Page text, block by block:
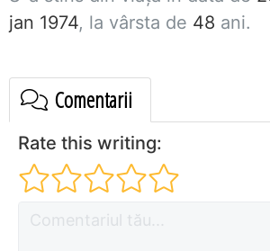
jan 1974, la vârsta de 48 ani.
Comentarii
Rate this writing: